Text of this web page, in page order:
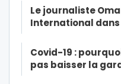
Le journaliste
International
Covid-19 :
pas baisser la